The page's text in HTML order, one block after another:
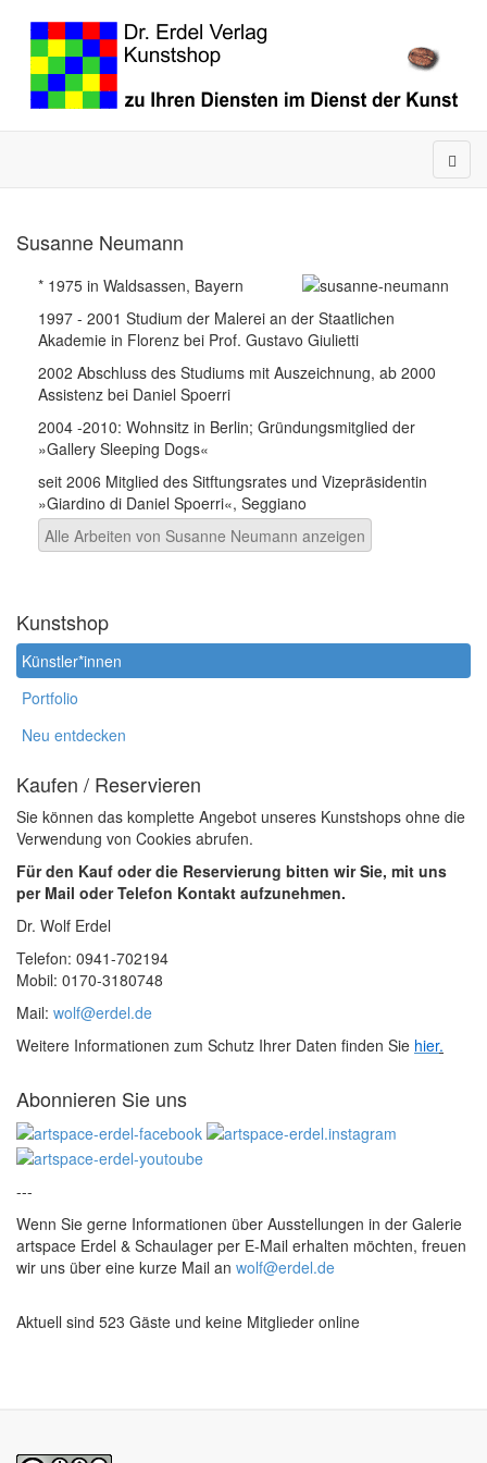
Susanne Neumann
* 1975 in Waldsassen, Bayern
1997 - 2001 Studium der Malerei an der Staatlichen
Akademie in Florenz bei Prof. Gustavo Giulietti
2002 Abschluss des Studiums mit Auszeichnung, ab 2000
Assistenz bei Daniel Spoerri
2004 -2010: Wohnsitz in Berlin; Gründungsmitglied der
»Gallery Sleeping Dogs«
seit 2006 Mitglied des Sitftungsrates und Vizepräsidentin
»Giardino di Daniel Spoerri«, Seggiano
Alle Arbeiten von Susanne Neumann anzeigen
Kunstshop
Künstler*innen
Portfolio
Neu entdecken
Kaufen / Reservieren
Sie können das komplette Angebot unseres Kunstshops ohne die
Verwendung von Cookies abrufen.
Für den Kauf oder die Reservierung bitten wir Sie, mit uns
per Mail oder Telefon Kontakt aufzunehmen.
Dr. Wolf Erdel
Telefon: 0941-702194
Mobil: 0170-3180748
Mail: wolf@erdel.de
Weitere Informationen zum Schutz Ihrer Daten finden Sie hier.
Abonnieren Sie uns
---
Wenn Sie gerne Informationen über Ausstellungen in der Galerie
artspace Erdel & Schaulager per E-Mail erhalten möchten, freuen
wir uns über eine kurze Mail an wolf@erdel.de
Aktuell sind 523 Gäste und keine Mitglieder online